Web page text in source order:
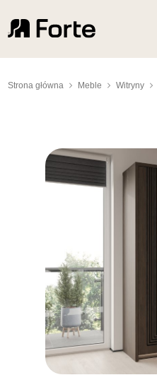
Strona główna Meble Witryny